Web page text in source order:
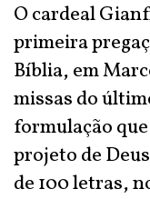
O cardeal
primeira
Bíblia, em
missas do
formulação
projeto de
de 100 letras,